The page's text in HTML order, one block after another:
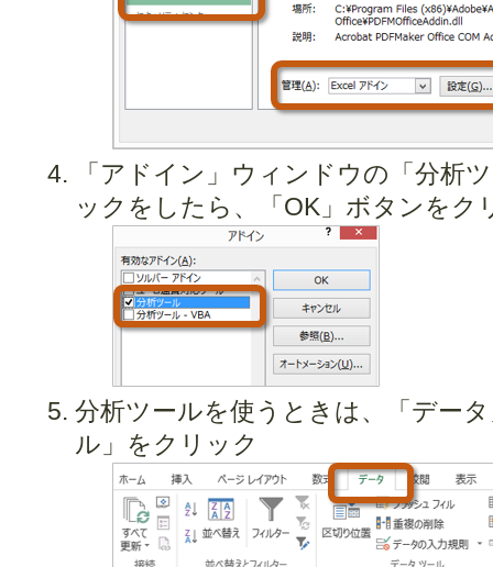
「アドイン」ウィンドウの「分析
ックをしたら、「OK」ボタンをク
分析ツールを使うときは、「デー
ル」をクリック